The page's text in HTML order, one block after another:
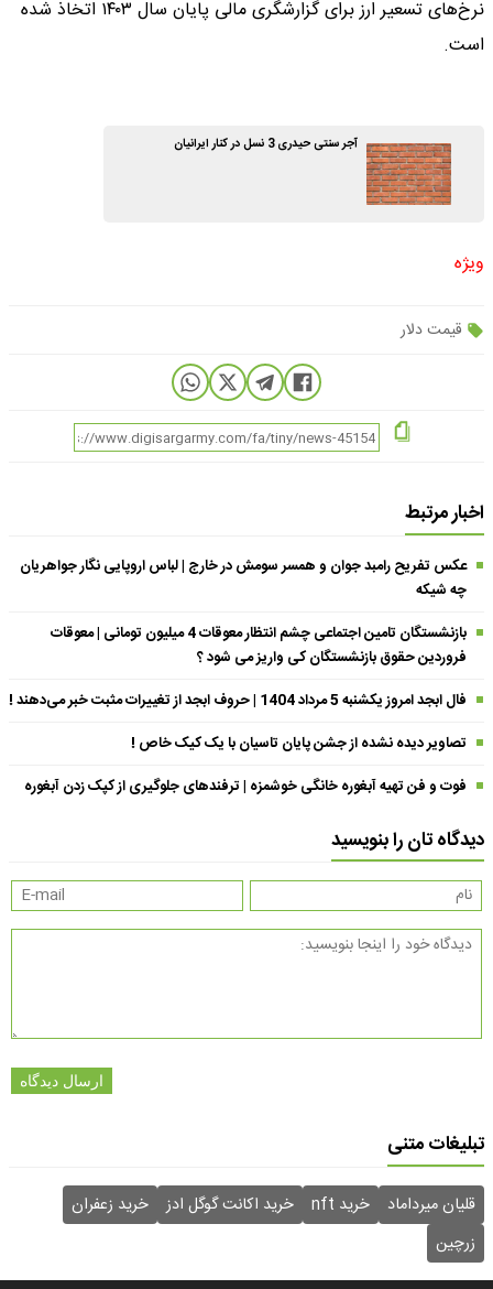
نرخ‌های تسعیر ارز برای گزارشگری مالی پایان سال ۱۴۰۳ اتخاذ شده
است.
آجر سنتی حیدری 3 نسل در کنار ایرانیان
ویژه
قیمت دلار
اخبار مرتبط
عکس تفریح رامبد جوان و همسر سومش در خارج | لباس اروپایی نگار جواهریان
چه شیکه
بازنشستگان تامین اجتماعی چشم انتظار معوقات 4 میلیون تومانی | معوقات
فروردین حقوق بازنشستگان کی واریز می شود ؟
فال ابجد امروز یکشنبه 5 مرداد 1404 | حروف ابجد از تغییرات مثبت خبر می‌دهند !
تصاویر دیده نشده از جشن پایان تاسیان با یک کیک خاص !
فوت و فن تهیه آبغوره خانگی خوشمزه | ترفندهای جلوگیری از کپک زدن آبغوره
دیدگاه تان را بنویسید
ارسال دیدگاه
تبلیغات متنی
قلیان میرداماد خرید nft خرید اکانت گوگل ادز
خرید زعفران
زرچین